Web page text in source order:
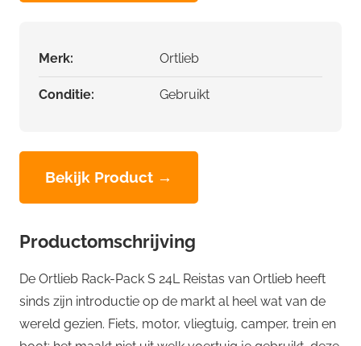
Merk: Ortlieb
Conditie: Gebruikt
Bekijk Product →
Productomschrijving
De Ortlieb Rack-Pack S 24L Reistas van Ortlieb heeft
sinds zijn introductie op de markt al heel wat van de
wereld gezien. Fiets, motor, vliegtuig, camper, trein en